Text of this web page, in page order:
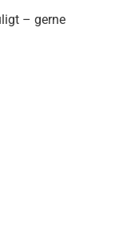
– gerne